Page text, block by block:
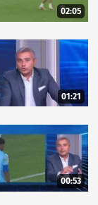
02:05
01:21
00:53